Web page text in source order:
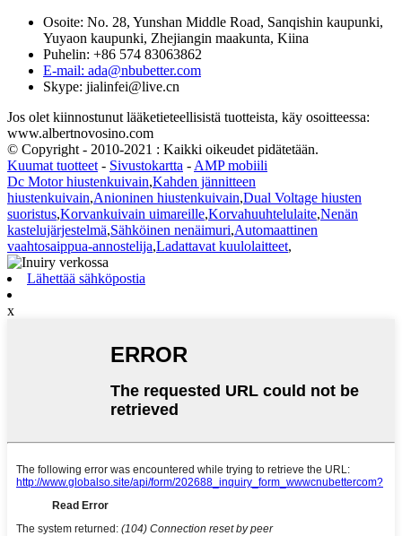
Osoite: No. 28, Yunshan Middle Road, Sanqishin kaupunki,
Yuyaon kaupunki, Zhejiangin maakunta, Kiina
Puhelin: +86 574 83063862
E-mail: ada@nbubetter.com
Skype: jialinfei@live.cn
Jos olet kiinnostunut lääketieteellisistä tuotteista, käy osoitteessa:
www.albertnovosino.com
© Copyright - 2010-2021 : Kaikki oikeudet pidätetään.
Kuumat tuotteet - Sivustokartta - AMP mobiili
Dc Motor hiustenkuivain,Kahden jännitteen
hiustenkuivain,Anioninen hiustenkuivain,Dual Voltage hiusten
suoristus,Korvankuivain uimareille,Korvahuuhtelulaite,Nenän
kastelujärjestelmä,Sähköinen nenäimuri,Automaattinen
vaahtosaippua-annostelija,Ladattavat kuulolaitteet,
Lähettää sähköpostia
x